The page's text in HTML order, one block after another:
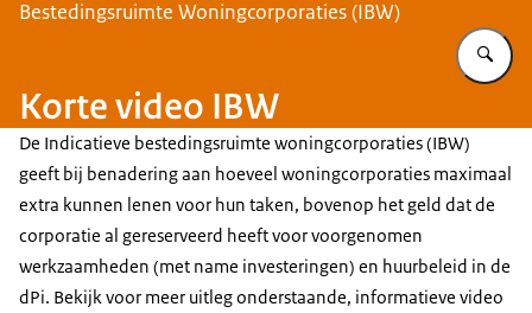
Bestedingsruimte Woningcorporaties (IBW)
Korte video IBW
De Indicatieve bestedingsruimte woningcorporaties (IBW)
geeft bij benadering aan hoeveel woningcorporaties maximaal
extra kunnen lenen voor hun taken, bovenop het geld dat de
corporatie al gereserveerd heeft voor voorgenomen
werkzaamheden (met name investeringen) en huurbeleid in de
dPi. Bekijk voor meer uitleg onderstaande, informatieve video